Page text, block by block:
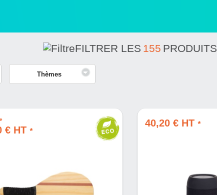
FILTRER LES 155 PRODUITS
Thèmes
€ HT *
40,20 € HT *